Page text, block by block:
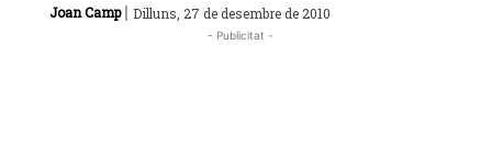
Joan Camp | Dilluns, 27 de desembre de 2010
- Publicitat -